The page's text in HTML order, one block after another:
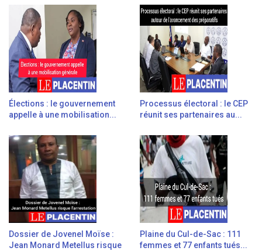
Élections : le gouvernement
appelle à une mobilisation...
Processus électoral : le CEP
réunit ses partenaires au...
Dossier de Jovenel Moïse :
Jean Monard Metellus risque
Plaine du Cul-de-Sac : 111
femmes et 77 enfants tués...